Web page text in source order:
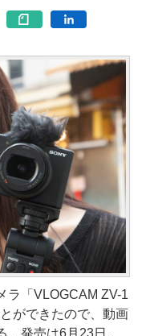
ラ「VLOGCAM ZV-1
ができたので、動画